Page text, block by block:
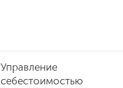
Управление
себестоимостью